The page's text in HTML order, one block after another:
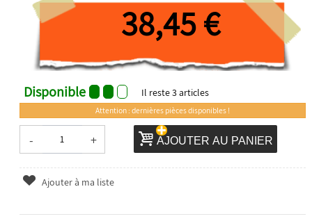
38,45 €
Disponible Il reste3articles
Attention : dernières pièces disponibles !
- + AJOUTER AU PANIER
Ajouter à ma liste